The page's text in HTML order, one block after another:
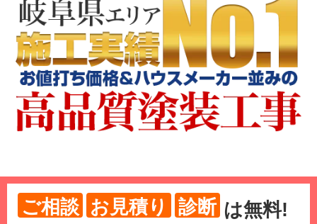
ご相談 お見積り 診断 は無料!